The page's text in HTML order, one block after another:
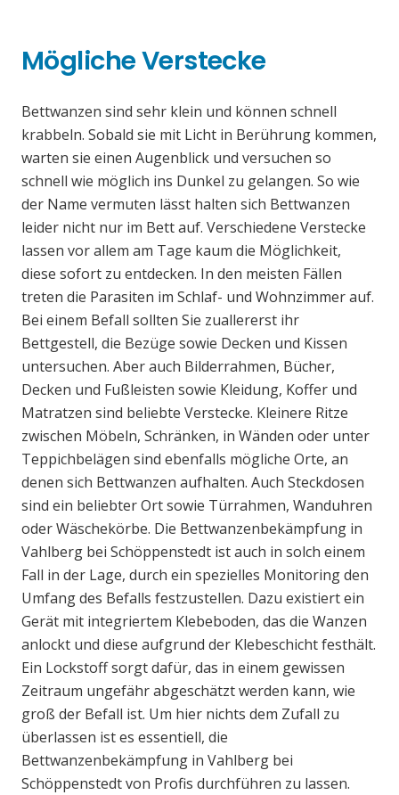
Mögliche Verstecke
Bettwanzen sind sehr klein und können schnell
krabbeln. Sobald sie mit Licht in Berührung kommen,
warten sie einen Augenblick und versuchen so
schnell wie möglich ins Dunkel zu gelangen. So wie
der Name vermuten lässt halten sich Bettwanzen
leider nicht nur im Bett auf. Verschiedene Verstecke
lassen vor allem am Tage kaum die Möglichkeit,
diese sofort zu entdecken. In den meisten Fällen
treten die Parasiten im Schlaf- und Wohnzimmer auf.
Bei einem Befall sollten Sie zuallererst ihr
Bettgestell, die Bezüge sowie Decken und Kissen
untersuchen. Aber auch Bilderrahmen, Bücher,
Decken und Fußleisten sowie Kleidung, Koffer und
Matratzen sind beliebte Verstecke. Kleinere Ritze
zwischen Möbeln, Schränken, in Wänden oder unter
Teppichbelägen sind ebenfalls mögliche Orte, an
denen sich Bettwanzen aufhalten. Auch Steckdosen
sind ein beliebter Ort sowie Türrahmen, Wanduhren
oder Wäschekörbe. Die Bettwanzenbekämpfung in
Vahlberg bei Schöppenstedt ist auch in solch einem
Fall in der Lage, durch ein spezielles Monitoring den
Umfang des Befalls festzustellen. Dazu existiert ein
Gerät mit integriertem Klebeboden, das die Wanzen
anlockt und diese aufgrund der Klebeschicht festhält.
Ein Lockstoff sorgt dafür, das in einem gewissen
Zeitraum ungefähr abgeschätzt werden kann, wie
groß der Befall ist. Um hier nichts dem Zufall zu
überlassen ist es essentiell, die
Bettwanzenbekämpfung in Vahlberg bei
Schöppenstedt von Profis durchführen zu lassen.